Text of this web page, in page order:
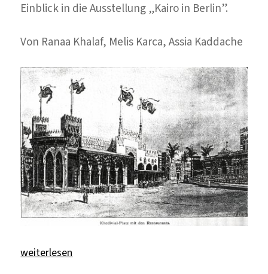
Einblick in die Ausstellung „Kairo in Berlin”.
Von Ranaa Khalaf, Melis Karca, Assia Kaddache
„Kairo in Berlin“
weiterlesen